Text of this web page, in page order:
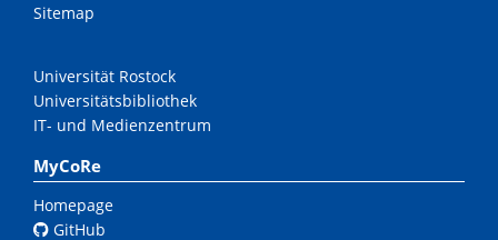
Sitemap
Universität Rostock
Universitätsbibliothek
IT- und Medienzentrum
MyCoRe
Homepage
GitHub